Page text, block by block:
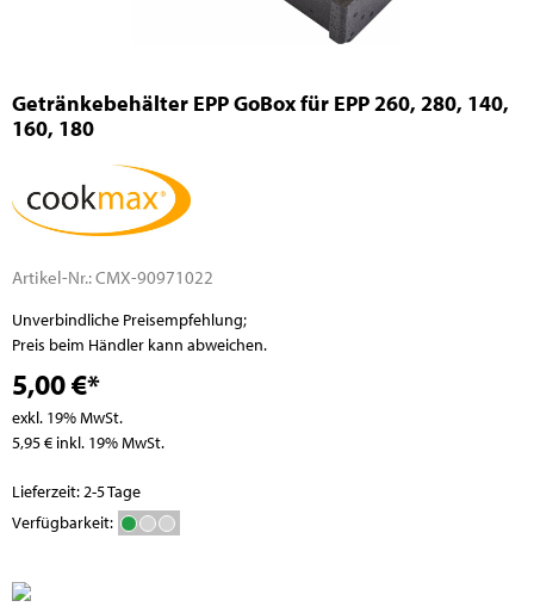
Getränkebehälter EPP GoBox für EPP 260, 280, 140,
160, 180
Artikel-Nr.:CMX-90971022
Unverbindliche Preisempfehlung;
Preis beim Händler kann abweichen.
5,00 €*
exkl. 19% MwSt.
5,95 € inkl. 19% MwSt.
Lieferzeit: 2-5 Tage
Verfügbarkeit: